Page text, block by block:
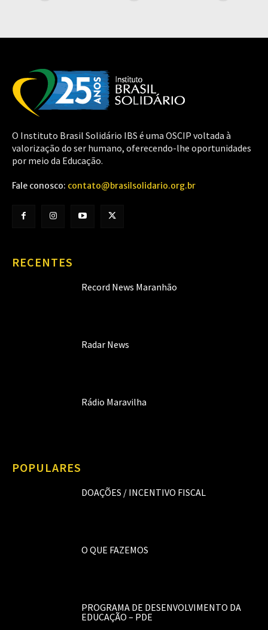
O Instituto Brasil Solidário IBS é uma OSCIP voltada à
valorização do ser humano, oferecendo-lhe oportunidades
por meio da Educação.
Fale conosco: contato@brasilsolidario.org.br
RECENTES
Record News Maranhão
Radar News
Rádio Maravilha
POPULARES
DOAÇÕES / INCENTIVO FISCAL
O QUE FAZEMOS
PROGRAMA DE DESENVOLVIMENTO DA
EDUCAÇÃO – PDE